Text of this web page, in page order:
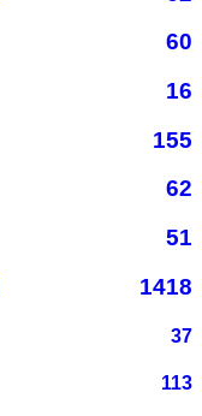
60
16
155
62
51
1418
37
113